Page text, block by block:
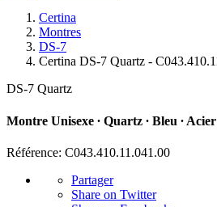
Certina
Montres
DS-7
Certina DS-7 Quartz -
DS-7 Quartz
Montre Unisexe ∙ Quartz ∙ Bleu ∙
Référence: C043.410.11.041.00
Partager
Share on Twitter